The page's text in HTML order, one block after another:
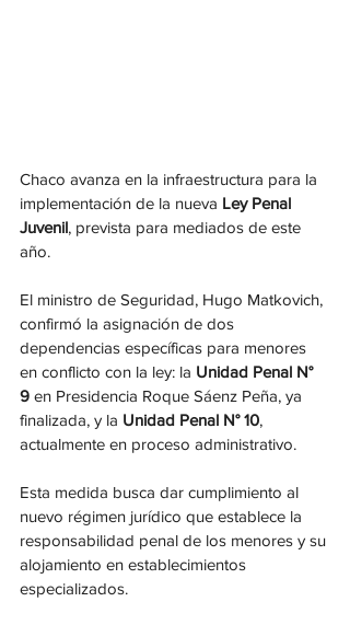
Chaco avanza en la infraestructura para la
implementación de la nueva Ley Penal
Juvenil, prevista para mediados de este
año.
El ministro de Seguridad, Hugo Matkovich,
confirmó la asignación de dos
dependencias específicas para menores
en conflicto con la ley: la Unidad Penal N°
9 en Presidencia Roque Sáenz Peña, ya
finalizada, y la Unidad Penal N° 10,
actualmente en proceso administrativo.
Esta medida busca dar cumplimiento al
nuevo régimen jurídico que establece la
responsabilidad penal de los menores y su
alojamiento en establecimientos
especializados.